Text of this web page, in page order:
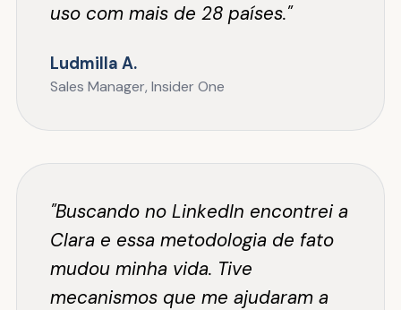
uso com mais de 28 países."
Ludmilla A.
Sales Manager, Insider One
"Buscando no LinkedIn encontrei a
Clara e essa metodologia de fato
mudou minha vida. Tive
mecanismos que me ajudaram a